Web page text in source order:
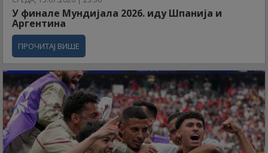
У финале Мундијала 2026. иду Шпанија и
Аргентина
ПРОЧИТАЈ ВИШЕ